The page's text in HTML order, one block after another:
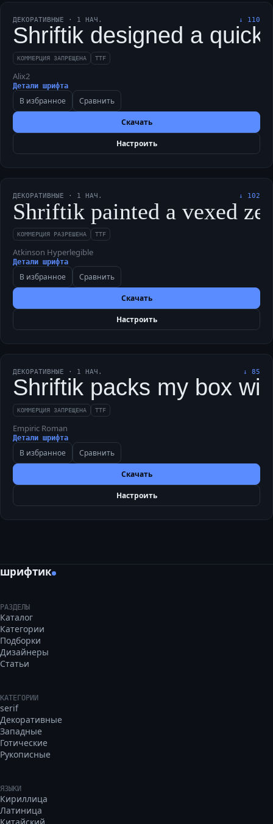
ДЕКОРАТИВНЫЕ · 1 НАЧ. ↓ 110
Shriftik designed a
КОММЕРЦИЯ ЗАПРЕЩЕНА TTF
Alix2
Детали шрифта
В избранное Сравнить
Скачать
Настроить
ДЕКОРАТИВНЫЕ · 1 НАЧ. ↓ 102
Shriftik painted a vexed
КОММЕРЦИЯ РАЗРЕШЕНА TTF
Atkinson Hyperlegible
Детали шрифта
В избранное Сравнить
Скачать
Настроить
ДЕКОРАТИВНЫЕ · 1 НАЧ. ↓ 85
Shriftik packs my box
КОММЕРЦИЯ ЗАПРЕЩЕНА TTF
Empiric Roman
Детали шрифта
В избранное Сравнить
Скачать
Настроить
шрифтик
РАЗДЕЛЫ
Каталог
Категории
Подборки
Дизайнеры
Статьи
КАТЕГОРИИ
serif
Декоративные
Западные
Готические
Рукописные
ЯЗЫКИ
Кириллица
Латиница